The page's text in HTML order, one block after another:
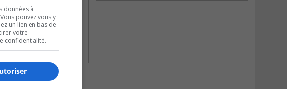
données à
pouvez vous y
un lien en bas de
votre
confidentialité.